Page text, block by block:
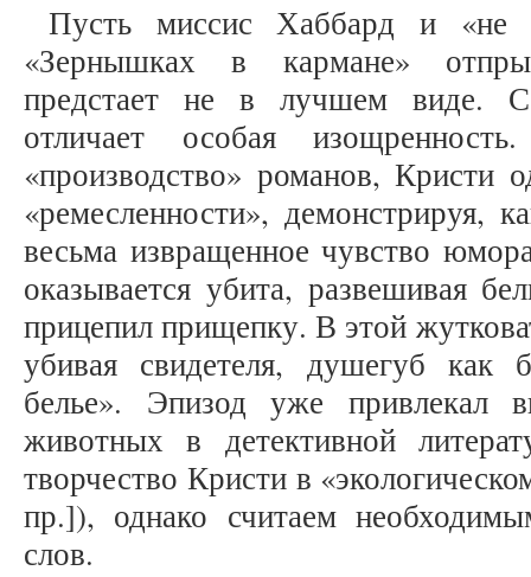
Пусть миссис Хаббард и «не
«Зернышках в кармане»
предстает не в лучшем виде.
отличает особая
«производство» романов, Кристи
«ремесленности», демонстрируя,
весьма извращенное чувство
оказывается убита, развешивая
прицепил прищепку. В этой
убивая свидетеля, душегуб как
белье». Эпизод уже привлекал
животных в детективной
творчество Кристи в
пр.]), однако считаем
слов.